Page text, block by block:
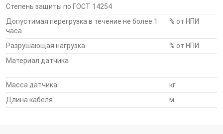
Гарантийный срок 12 мес.
Соответствие стандартам
Датчики сило- и весоизмерительные типа Н11 внесены в
Госреестр средств измерений РФ под № 55200-13.
Степень защиты по ГОСТ 14254
Допустимая перегрузка в течение не более 1
часа
% от НПИ
Разрушающая нагрузка
% от НПИ
Материал датчика
Масса датчика
кг
Длина кабеля
м